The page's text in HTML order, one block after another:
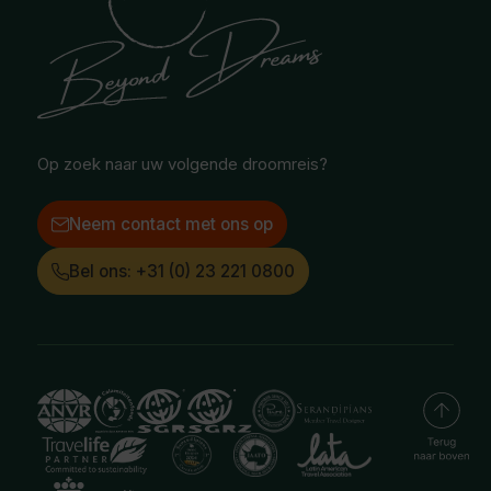
Poolgebied
Safari & Wildlife reizen
Selfdrive reizen
Treinreizen
Reisvoorwaarden
Vacatures
Facebook
Instagram
Op zoek naar uw volgende droomreis?
Neem contact met ons op
Bel ons: +31 (0) 23 221 0800